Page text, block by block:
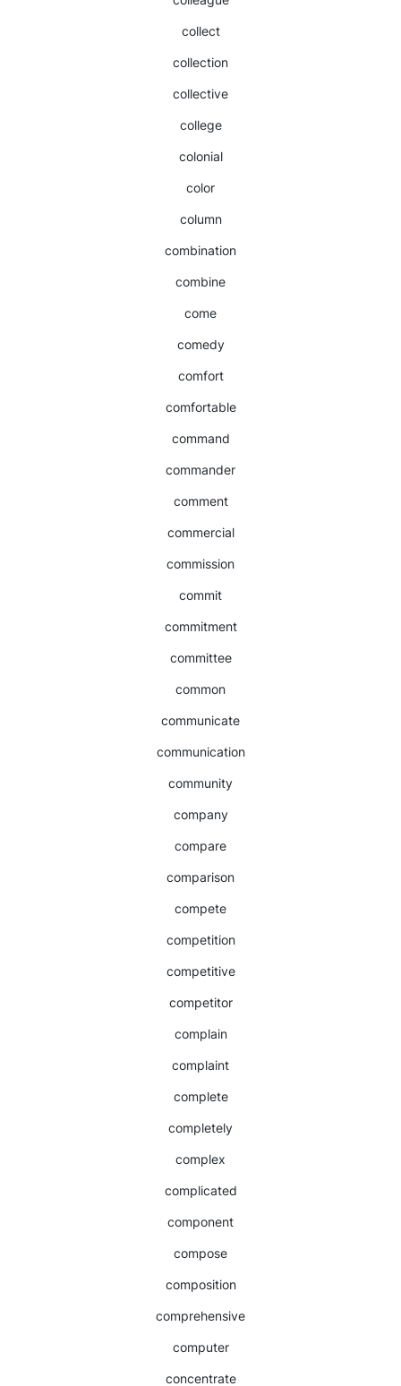
collect
collection
collective
college
colonial
color
column
combination
combine
come
comedy
comfort
comfortable
command
commander
comment
commercial
commission
commit
commitment
committee
common
communicate
communication
community
company
compare
comparison
compete
competition
competitive
competitor
complain
complaint
complete
completely
complex
complicated
component
compose
composition
comprehensive
computer
concentrate